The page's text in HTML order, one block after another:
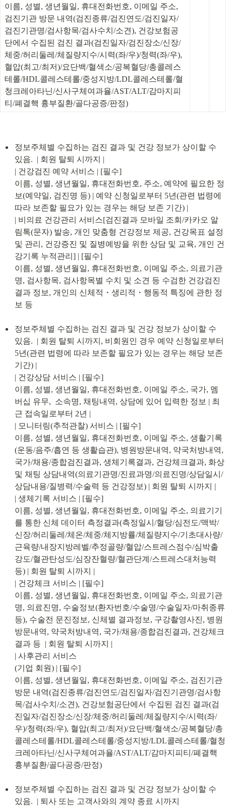
이름, 성별, 생년월일, 휴대전화번호, 이메일 주소,
검진기관 방문 내역(검진종류/검진연도/검진일자/
검진기관명/검사항목/검사수치/소견), 건강보험공
단에서 수집된 검진 결과(검진일자/검진장소/신장/
체중/허리둘레/체질량지수/시력(좌/우)/청력(좌/우),
혈압(최고/최저)/요단백/혈색소/공복혈당/총콜레스
테롤/HDL콜레스테롤/중성지방/LDL콜레스테롤/혈
청크레아타닌/신사구체여과율/AST/ALT/감마지피
티/폐결핵 흉부질환/골다공증/판정)
정보주체별 수집하는 검진 결과 및 건강 정보가 상이할 수
있음.  | 회원 탈퇴 시까지 |
| 건강검진 예약 서비스 | [필수]
이름, 성별, 생년월일, 휴대전화번호, 주소, 예약에 필요한 정
보(예약일, 검진명 등) | 예약 신청일로부터 5년(관련 법령에
따라 보존할 필요가 있는 경우는 해당 보존 기간) |
| 비의료 건강관리 서비스[검진결과 모바일 조회/카카오 알
림톡(문자) 발송, 개인 맞춤형 건강정보 제공, 건강목표 설정
및 관리, 건강증진 및 질병예방을 위한 상담 및 교육, 개인 건
강기록 누적관리] | [필수]
이름, 성별, 생년월일, 휴대전화번호, 이메일 주소, 의료기관
명, 검사항목, 검사항목별 수치 및 소견 등 수검한 건강검진
결과 정보, 개인의 신체적・생리적・행동적 특징에 관한 정
보 등
정보주체별 수집하는 검진 결과 및 건강 정보가 상이할 수
있음.  | 회원 탈퇴 시까지, 비회원인 경우 예약 신청일로부터
5년(관련 법령에 따라 보존할 필요가 있는 경우는 해당 보존
기간) |
| 건강상담 서비스 | [필수]
이름, 성별, 생년월일, 휴대전화번호, 이메일 주소, 국가, 멤
버십 유무,  소속명, 채팅내역, 상담에 있어 입력한 정보 | 최
근 접속일로부터 2년 |
| 모니터링(추적관찰) 서비스 | [필수]
이름, 성별, 생년월일, 휴대전화번호, 이메일 주소, 생활기록
(운동/음주/흡연 등 생활습관), 병원방문내역, 약국처방내역,
국가/채용/종합검진결과, 생체기록결과, 건강체크결과, 화상
및 채팅 상담내역(의료기관명/진료과명/의료진명/상담일시/
상담내용/질병력/수술력 등 건강정보) | 회원 탈퇴 시까지 |
| 생체기록 서비스 | [필수]
이름, 성별, 생년월일, 휴대전화번호, 이메일 주소, 의료기기
를 통한 신체 데이터 측정결과(측정일시/혈당/심전도/맥박/
신장/허리둘레/체온/체중/체지방률/체질량지수/기초대사량/
근육량/내장지방레벨/추정골량/혈압/스트레스점수/심박출
강도/혈관탄성도/심장잔혈량/혈관단계/스트레스대처능력
등) | 회원 탈퇴 시까지 |
| 건강체크 서비스 | [필수]
이름, 성별, 생년월일, 휴대전화번호, 이메일 주소, 의료기관
명, 의료진명, 수술정보(환자번호/수술명/수술일자/마취종류
등), 수술전 문진정보, 신체별 결과정보, 구강촬영사진, 병원
방문내역, 약국처방내역, 국가/채용/종합검진결과, 건강체크
결과 등  | 회원 탈퇴 시까지 |
| 사후관리 서비스
(기업 회원) | [필수]
이름, 성별, 생년월일, 휴대전화번호, 이메일 주소, 검진기관
방문 내역(검진종류/검진연도/검진일자/검진기관명/검사항
목/검사수치/소견), 건강보험공단에서 수집된 검진 결과(검
진일자/검진장소/신장/체중/허리둘레/체질량지수/시력(좌/
우)/청력(좌/우), 혈압(최고/최저)/요단백/혈색소/공복혈당/총
콜레스테롤/HDL콜레스테롤/중성지방/LDL콜레스테롤/혈청
크레아타닌/신사구체여과율/AST/ALT/감마지피티/폐결핵
흉부질환/골다공증/판정)
정보주체별 수집하는 검진 결과 및 건강 정보가 상이할 수
있음.  | 퇴사 또는 고객사와의 계약 종료 시까지